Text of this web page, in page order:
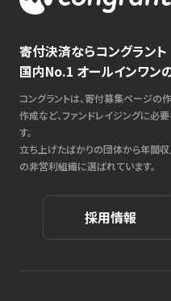
寄付決済ならコングラント
国内No.1 オールインワン
コングラントは、寄付募集ページの
作成など、ファンドレイジングに必
す。
立ち上げたばかりの団体から年間
の非営利組織に選ばれています。
採用情報